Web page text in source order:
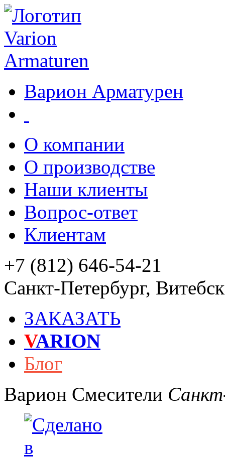
Варион Арматурен
О компании
О производстве
Наши клиенты
Вопрос-ответ
Клиентам
+7 (812) 646-54-21
Санкт-Петербург,
ЗАКАЗАТЬ
VARION
Блог
Варион Смесители